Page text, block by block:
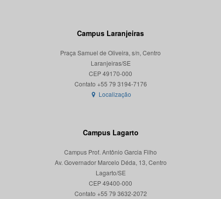
Campus Laranjeiras
Praça Samuel de Oliveira, s/n, Centro
Laranjeiras/SE
CEP 49170-000
Localização
Campus Lagarto
Campus Prof. Antônio Garcia Filho
Av. Governador Marcelo Déda, 13, Centro
Lagarto/SE
CEP 49400-000